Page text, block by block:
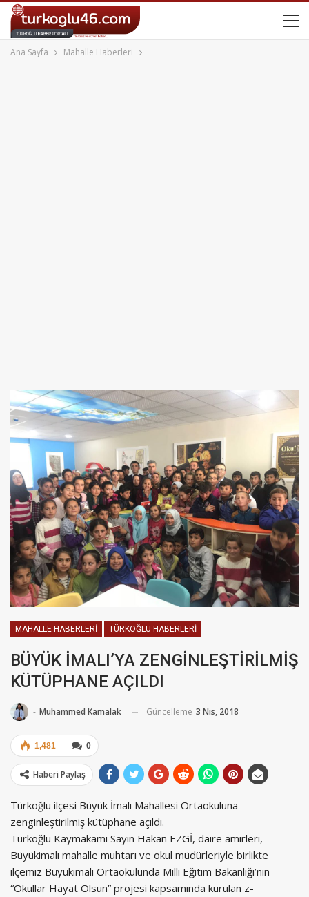
Ana Sayfa Mahalle Haberleri
MAHALLE HABERLERI TÜRKOĞLU HABERLERI
BÜYÜK İMALI’YA ZENGİNLEŞTİRİLMİŞ
KÜTÜPHANE AÇILDI
- Muhammed Kamalak Güncelleme 3 Nis, 2018
0
1,481
Haberi Paylaş
Türkoğlu ilçesi Büyük İmalı Mahallesi Ortaokuluna
zenginleştirilmiş kütüphane açıldı.
Türkoğlu Kaymakamı Sayın Hakan EZGİ, daire amirleri,
Büyükimalı mahalle muhtarı ve okul müdürleriyle birlikte
ilçemiz Büyükimalı Ortaokulunda Milli Eğitim Bakanlığı’nın
“Okullar Hayat Olsun” projesi kapsamında kurulan z-